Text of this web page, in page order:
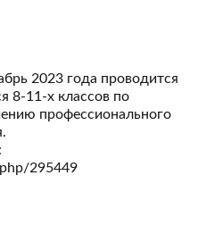
2023 года проводится
8-11-х классов по
профессионального
295449